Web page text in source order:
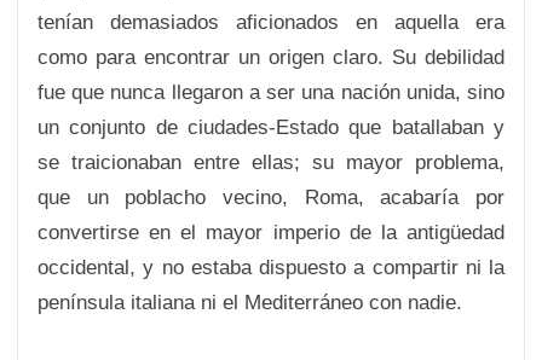
tenían demasiados aficionados en aquella era
como para encontrar un origen claro. Su debilidad
fue que nunca llegaron a ser una nación unida, sino
un conjunto de ciudades-Estado que batallaban y
se traicionaban entre ellas; su mayor problema,
que un poblacho vecino, Roma, acabaría por
convertirse en el mayor imperio de la antigüedad
occidental, y no estaba dispuesto a compartir ni la
península italiana ni el Mediterráneo con nadie.